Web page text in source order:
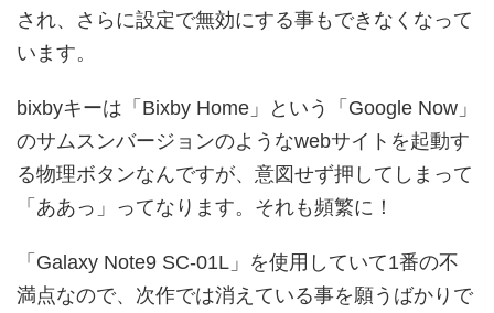
され、さらに設定で無効にする事もできなくなって
います。
bixbyキーは「Bixby Home」という「Google Now」
のサムスンバージョンのようなwebサイトを起動す
る物理ボタンなんですが、意図せず押してしまって
「ああっ」ってなります。それも頻繁に！
「Galaxy Note9 SC-01L」を使用していて1番の不
満点なので、次作では消えている事を願うばかりで